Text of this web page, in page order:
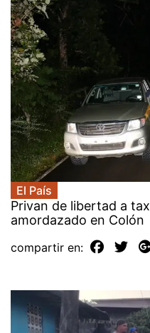
El País
Privan de libertad a
amordazado en Colón
compartir en: